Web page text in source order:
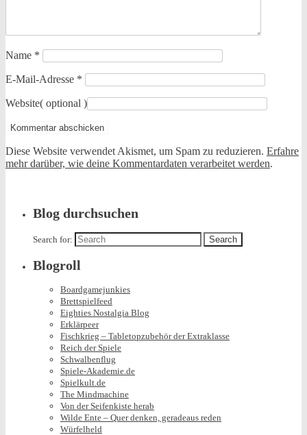
Name *
E-Mail-Adresse *
Website( optional )
Diese Website verwendet Akismet, um Spam zu reduzieren. Erfahre
mehr darüber, wie deine Kommentardaten verarbeitet werden.
Blog durchsuchen
Search for:
Blogroll
Boardgamejunkies
Brettspielfeed
Eighties Nostalgia Blog
Erklärpeer
Fischkrieg – Tabletopzubehör der Extraklasse
Reich der Spiele
Schwalbenflug
Spiele-Akademie.de
Spielkult.de
The Mindmachine
Von der Seifenkiste herab
Wilde Ente – Quer denken, geradeaus reden
Würfelheld